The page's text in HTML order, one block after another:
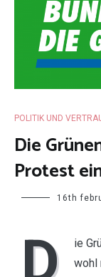
POLITIK UND
Die
Protest
16th
D
ie
wohl